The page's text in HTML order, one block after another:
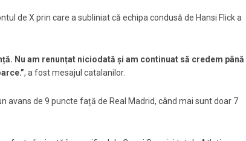
de X prin care a subliniat că echipa condusă de Hansi Flick a
Nu am renunțat niciodată și am continuat să credem până
, a fost mesajul catalanilor.
avans de 9 puncte față de Real Madrid, când mai sunt doar 7